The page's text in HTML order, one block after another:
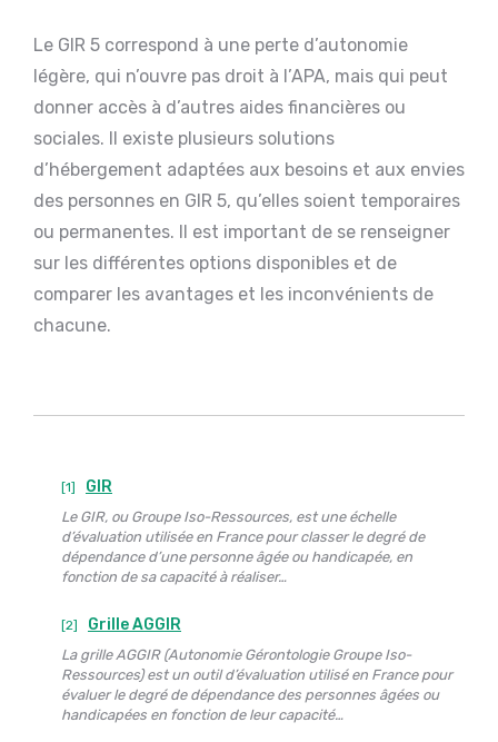
Le GIR 5 correspond à une perte d’autonomie
légère, qui n’ouvre pas droit à l’APA, mais qui peut
donner accès à d’autres aides financières ou
sociales. Il existe plusieurs solutions
d’hébergement adaptées aux besoins et aux envies
des personnes en GIR 5, qu’elles soient temporaires
ou permanentes. Il est important de se renseigner
sur les différentes options disponibles et de
comparer les avantages et les inconvénients de
chacune.
[1] GIR
Le GIR, ou Groupe Iso-Ressources, est une échelle
d’évaluation utilisée en France pour classer le degré de
dépendance d’une personne âgée ou handicapée, en
fonction de sa capacité à réaliser…
[2] Grille AGGIR
La grille AGGIR (Autonomie Gérontologie Groupe Iso-
Ressources) est un outil d’évaluation utilisé en France pour
évaluer le degré de dépendance des personnes âgées ou
handicapées en fonction de leur capacité…